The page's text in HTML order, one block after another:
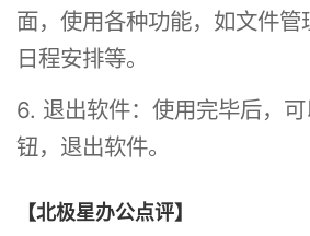
面，使用各种功能，如文件管
日程安排等。
6. 退出软件：使用完毕后，
钮，退出软件。
【北极星办公点评】